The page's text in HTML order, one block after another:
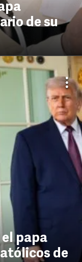
de su
papa
de